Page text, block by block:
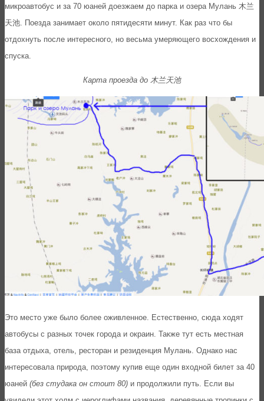
микроавтобус и за 70 юаней доезжаем до парка и озера Мулань 木兰
天池. Поезда занимает около пятидесяти минут. Как раз что бы
отдохнуть после интересного, но весьма умеряющего восхождения и
спуска.
Карта проезда до 木兰天池
Это место уже было более оживленное. Естественно, сюда ходят
автобусы с разных точек города и окраин. Также тут есть местная
база отдыха, отель, ресторан и резиденция Мулань. Однако нас
интересовала природа, поэтому купив еще один входной билет за 40
юаней (без студака он стоит 80) и продолжили путь. Если вы